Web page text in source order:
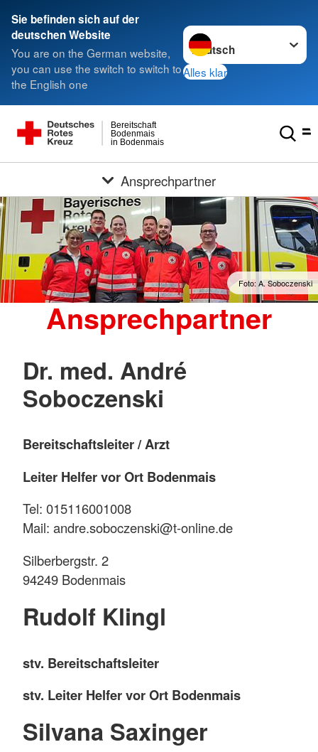
Sie befinden sich auf der
deutschen Website
You are on the German website,
you can use the switch to switch to
the English one
Sprache wechseln zu
Alles klar
in Bodenmais
Bodenmais
Bereitschaft
Ansprechpartner
Foto: A. Soboczenski
Ansprechpartner
Dr. med. André
Soboczenski
Bereitschaftsleiter / Arzt
Leiter Helfer vor Ort Bodenmais
Tel: 015116001008
Mail: andre.soboczenski@t-online.de
Silberbergstr. 2
94249 Bodenmais
Rudolf Klingl
stv. Bereitschaftsleiter
stv. Leiter Helfer vor Ort Bodenmais
Silvana Saxinger